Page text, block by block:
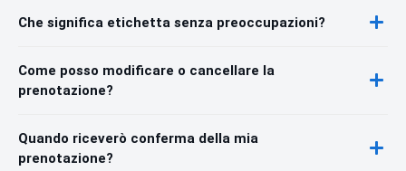
Che significa etichetta senza preoccupazioni?
Come posso modificare o cancellare la
prenotazione?
Quando riceverò conferma della mia
prenotazione?